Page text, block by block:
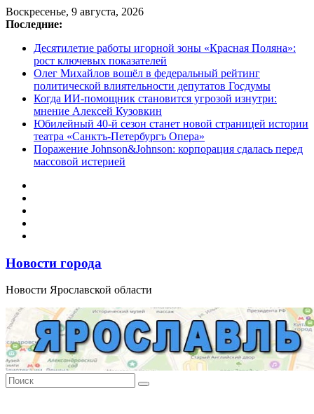
Перейти
к
Воскресенье, 9 августа, 2026
Последние:
Десятилетие работы игорной зоны «Красная Поляна»:
рост ключевых показателей
Олег Михайлов вошёл в федеральный рейтинг
политической влиятельности депутатов Госдумы
Когда ИИ-помощник становится угрозой изнутри:
мнение Алексей Кузовкин
Юбилейный 40-й сезон станет новой страницей истории
театра «Санктъ-Петербургъ Опера»
Поражение Johnson&Johnson: корпорация сдалась перед
массовой истерией
Новости города
Новости Ярославской области